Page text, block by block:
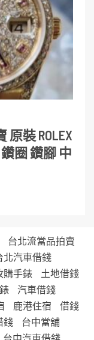
裝 ROLEX
鑽圈 鑽腳 中
台北流當品拍賣
北汽車借錢
購手錶
土地借錢
汽車借錢
鹿港住宿
借錢
錢
台中當舖